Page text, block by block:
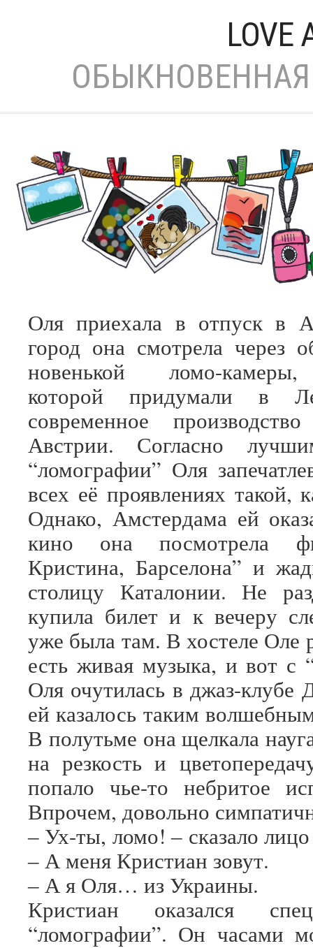
LOVE
Оля приехала в отпуск в
город она смотрела через
новенькой ломо-
которой придумали в
современное
Австрии. Согласно
“ломографии” Оля
всех её проявлениях такой,
Однако, Амстердама ей
кино она посмотрела
Кристина, Барселона” и
столицу Каталонии. Не
купила билет и к вечеру
уже была там. В хостеле Оле
есть живая музыка, и вот с
Оля очутилась в джаз-клубе
ей казалось таким
В полутьме она щелкала
на резкость и
попало чье-то небритое
Впрочем, довольно
‒ Ух-ты, ломо! ‒ сказало
‒ А меня Кристиан зовут.
‒ А я Оля… из Украины.
Кристиан оказался
“ломографии”. Он часами